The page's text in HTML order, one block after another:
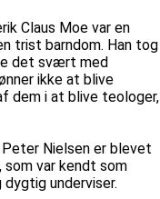
Claus Moe var en
trist barndom. Han tog
det svært med
ikke at blive
dem i at blive teologer,
Nielsen er blevet
var kendt som
underviser.